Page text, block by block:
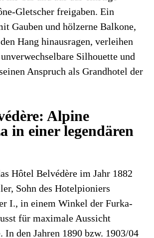
freigaben. Ein
Gauben und hölzerne Balkone,
Hang hinausragen, verleihen
Silhouette und
Anspruch als Grandhotel der
Alpine
in einer legendären
Hôtel Belvédère im Jahr 1882
Sohn des Hotelpioniers
I., in einem Winkel der Furka­
für maximale Aussicht
In den Jahren 1890 bzw. 1903/04